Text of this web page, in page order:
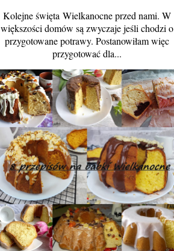
Kolejne święta Wielkanocne przed nami. W
większości domów są zwyczaje jeśli chodzi o
przygotowane potrawy. Postanowiłam więc
przygotować dla...